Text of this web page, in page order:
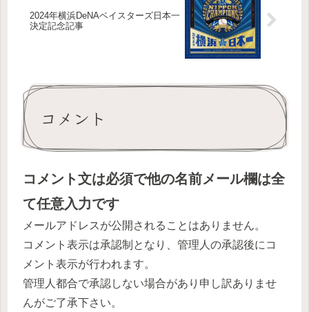
2024年横浜DeNAベイスターズ日本一
決定記念記事
コメント
コメント文は必須で他の名前メール欄は全
て任意入力です
メールアドレスが公開されることはありません。
コメント表示は承認制となり、管理人の承認後にコ
メント表示が行われます。
管理人都合で承認しない場合があり申し訳ありませ
んがご了承下さい。